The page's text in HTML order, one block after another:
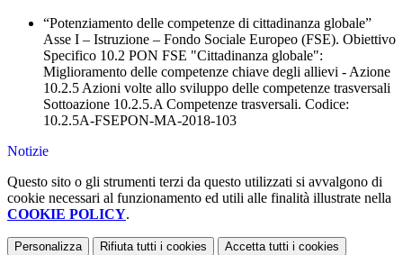
“Potenziamento delle competenze di cittadinanza globale”
Asse I – Istruzione – Fondo Sociale Europeo (FSE). Obiettivo
Specifico 10.2 PON FSE "Cittadinanza globale":
Miglioramento delle competenze chiave degli allievi - Azione
10.2.5 Azioni volte allo sviluppo delle competenze trasversali
Sottoazione 10.2.5.A Competenze trasversali. Codice:
10.2.5A-FSEPON-MA-2018-103
Notizie
Questo sito o gli strumenti terzi da questo utilizzati si avvalgono di
cookie necessari al funzionamento ed utili alle finalità illustrate nella
COOKIE POLICY.
Personalizza Rifiuta tutti i cookies Accetta tutti i cookies